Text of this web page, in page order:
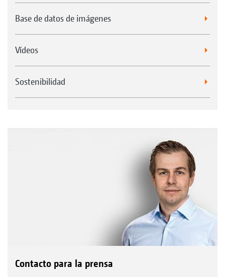
Base de datos de imágenes
Vídeos
Sostenibilidad
Contacto para la prensa